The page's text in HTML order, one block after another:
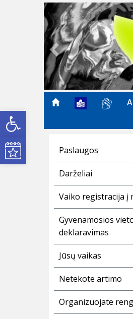
Open toolbar
Kultūros renginiai
Previous
Paslaugos
Darželiai
Vaiko registracija į
Gyvenamosios
deklaravimas
Jūsų vaikas
Netekote artimo
Organizuojate